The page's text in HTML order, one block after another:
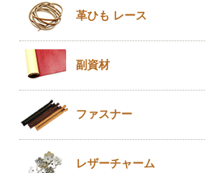
革ひも レース
副資材
ファスナー
レザーチャーム